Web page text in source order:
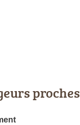
proches